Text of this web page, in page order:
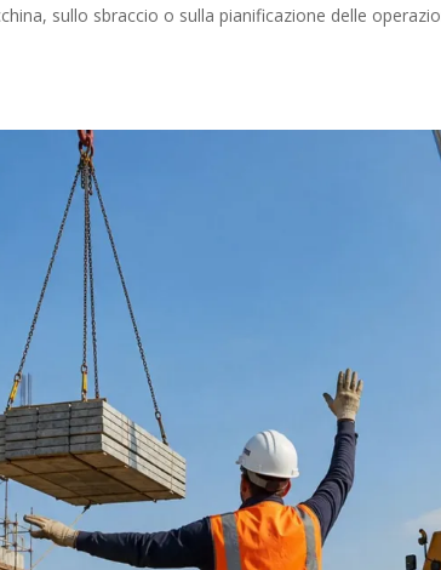
sullo sbraccio o sulla pianificazione delle